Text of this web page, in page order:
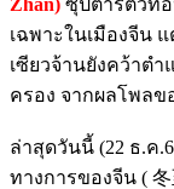
เฉพาะในเมืองจีน
เซียวจ้านยังคว้าต
ครอง จากผลโพลขอ
ล่าสุดวันนี้ (22 ธ.ค
ทางการของจีน (